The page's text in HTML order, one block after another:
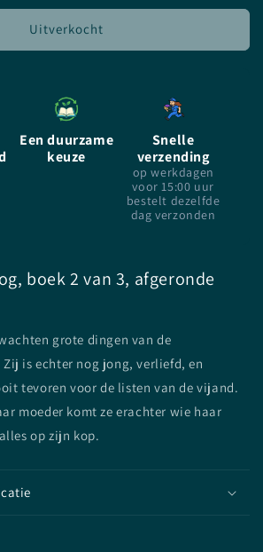
Uitverkocht
Een duurzame
keuze
Snelle
verzending
op werkdagen
voor 15:00 uur
bestelt dezelfde
dag verzonden
boek 2 van 3, afgeronde
grote dingen van de
is echter nog jong, verliefd, en
tevoren voor de listen van de vijand.
moeder komt ze erachter wie haar
op zijn kop.